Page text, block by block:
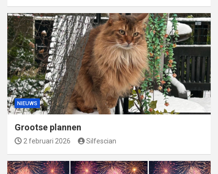
NIEUWS
Grootse plannen
2 februari 2026 Silfescian